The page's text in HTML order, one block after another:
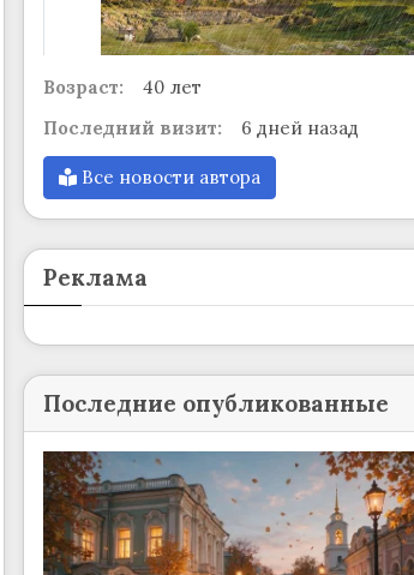
Возраст:
40 лет
Последний визит:
6 дней назад
Все новости автора
Реклама
Последние опубликованные